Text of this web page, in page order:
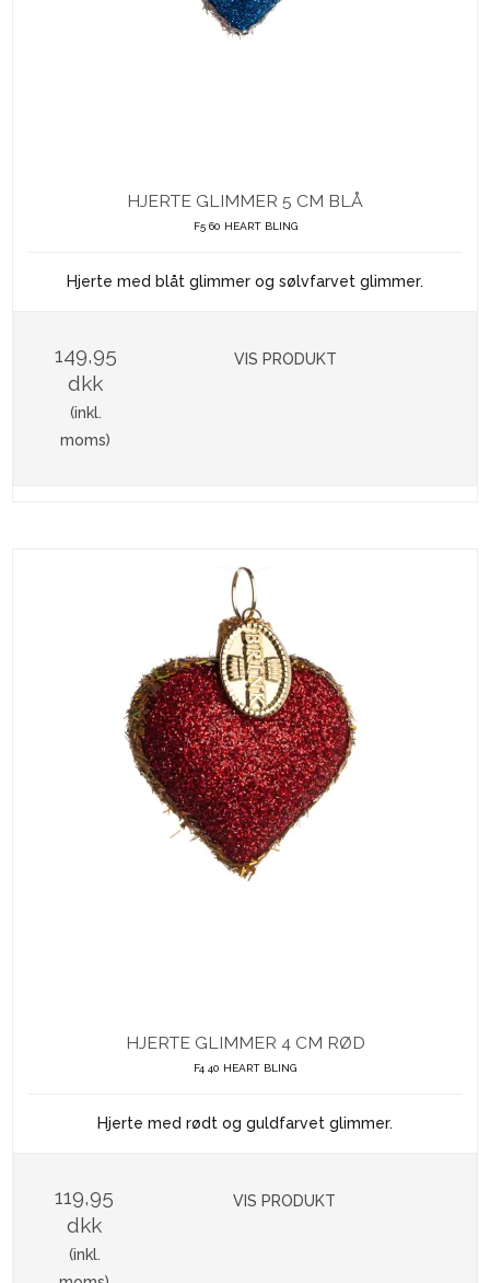
HJERTE GLIMMER 5 CM BLÅ
F5 60 HEART BLING
Hjerte med blåt glimmer og sølvfarvet glimmer.
149,95
dkk
(inkl.
moms)
VIS PRODUKT
HJERTE GLIMMER 4 CM RØD
F4 40 HEART BLING
Hjerte med rødt og guldfarvet glimmer.
119,95
dkk
(inkl.
VIS PRODUKT